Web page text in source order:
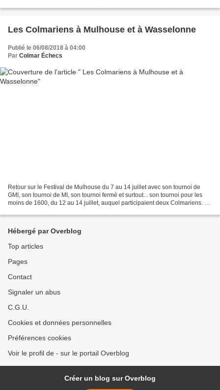
Les Colmariens à Mulhouse et à Wasselonne
Publié le 06/08/2018 à 04:00
Par Colmar Échecs
Retour sur le Festival de Mulhouse du 7 au 14 juillet avec son tournoi de
GMI, son tournoi de MI, son tournoi fermé et surtout... son tournoi pour les
moins de 1600, du 12 au 14 juillet, auquel participaient deux Colmariens. La
Hébergé par Overblog
Top articles
Pages
Contact
Signaler un abus
C.G.U.
Cookies et données personnelles
Préférences cookies
Voir le profil de - sur le portail Overblog
Créer un blog sur Overblog